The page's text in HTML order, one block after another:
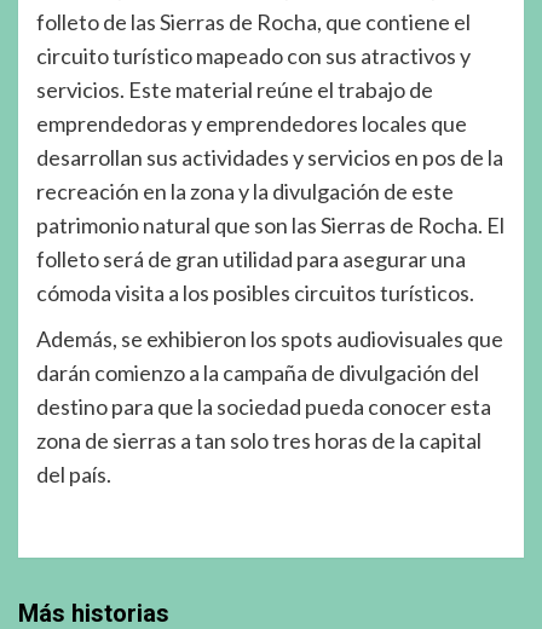
folleto de las Sierras de Rocha, que contiene el
circuito turístico mapeado con sus atractivos y
servicios. Este material reúne el trabajo de
emprendedoras y emprendedores locales que
desarrollan sus actividades y servicios en pos de la
recreación en la zona y la divulgación de este
patrimonio natural que son las Sierras de Rocha. El
folleto será de gran utilidad para asegurar una
cómoda visita a los posibles circuitos turísticos.
Además, se exhibieron los spots audiovisuales que
darán comienzo a la campaña de divulgación del
destino para que la sociedad pueda conocer esta
zona de sierras a tan solo tres horas de la capital
del país.
Más historias